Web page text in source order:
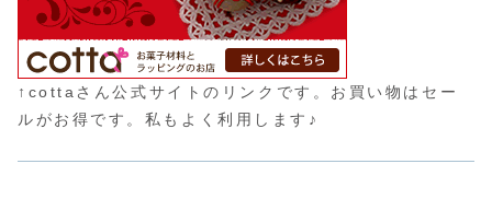
↑cottaさん公式サイトのリンクです。お買い物はセー
ルがお得です。私もよく利用します♪